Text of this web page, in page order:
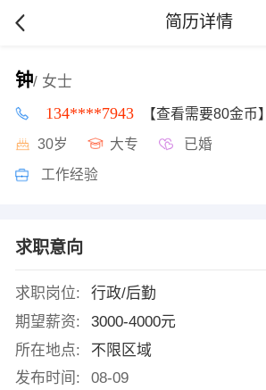
简历详情
钟/ 女士
134****7943 【查看需要80金币】
30岁 大专 已婚
工作经验
求职意向
求职岗位:
行政/后勤
期望薪资:
3000-4000元
所在地点:
不限区域
发布时间:
08-09